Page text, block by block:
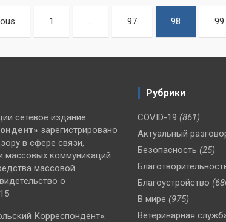
1 … 97 98 99
сетевое издание
зарегистрировано
в сфере связи,
массовых коммуникаций
массовой
о
Корреспондент».
Рубрики
COVID-19 (861)
Актуальный
Безопасность (25)
Благоустройство
В мире (975)
Ветеринарная